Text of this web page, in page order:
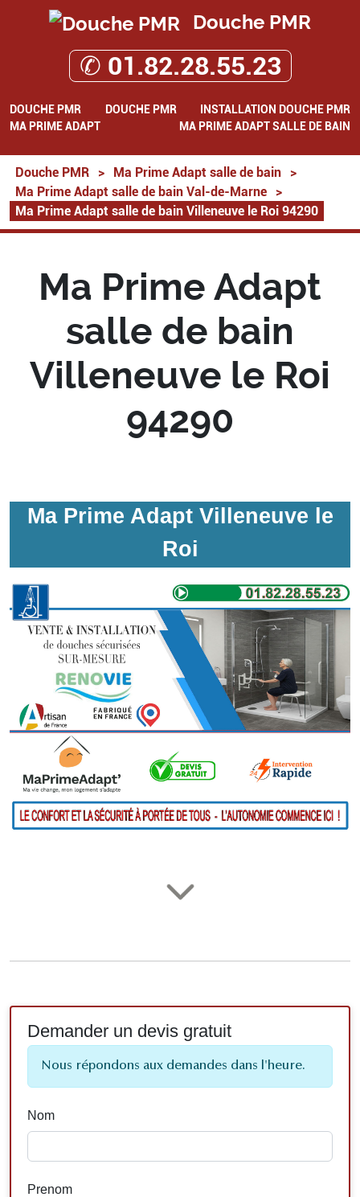
Douche PMR
✆ 01.82.28.55.23
DOUCHE PMR DOUCHE PMR
INSTALLATION DOUCHE PMR
MA PRIME ADAPT
MA PRIME ADAPT SALLE DE BAIN
Douche PMR > Ma Prime Adapt salle de bain
>
Ma Prime Adapt salle de bain Val-de-Marne
>
Ma Prime Adapt salle de bain Villeneuve le Roi 94290
Ma Prime Adapt
salle de bain
Villeneuve le Roi
94290
Ma Prime Adapt Villeneuve le
Roi
Demander un devis gratuit
Nous répondons aux demandes dans l'heure.
Nom
Prenom